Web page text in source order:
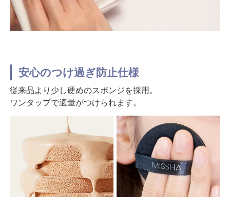
安心のつけ過ぎ防止仕様
従来品より少し硬めのスポンジを採用。
ワンタップで適量がつけられます。